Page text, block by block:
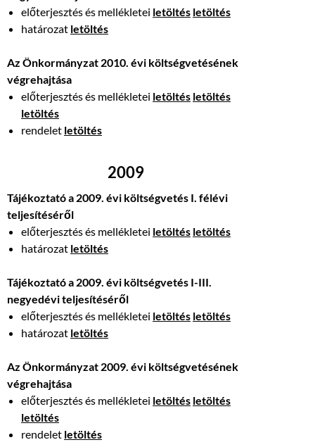
előterjesztés és mellékletei letöltés letöltés
határozat letöltés
Az Önkormányzat 2010. évi költségvetésének
végrehajtása
előterjesztés és mellékletei letöltés letöltés
letöltés
rendelet letöltés
2009
Tájékoztató a 2009. évi költségvetés I. félévi
teljesítéséről
előterjesztés és mellékletei letöltés letöltés
határozat letöltés
Tájékoztató a 2009. évi költségvetés I-III.
negyedévi teljesítéséről
előterjesztés és mellékletei letöltés letöltés
határozat letöltés
Az Önkormányzat 2009. évi költségvetésének
végrehajtása
előterjesztés és mellékletei letöltés letöltés
letöltés
rendelet letöltés